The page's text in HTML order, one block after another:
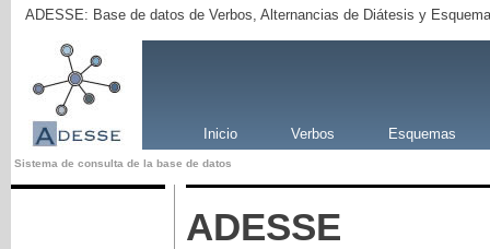
ADESSE: Base de datos de Verbos, Alternancias de Diátesis y
Inicio Verbos Esquemas
Sistema de consulta de la base de datos
ADESSE